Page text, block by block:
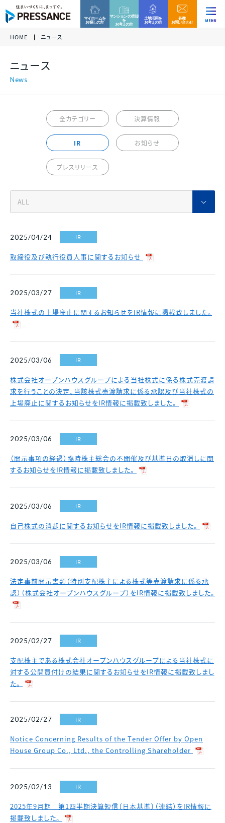
マイホームを
お探しの方
マンションの売却
を
お考えの方
土地活用を
お考えの方
各種
お問い合わせ
プレサンスロジェ
新築一戸建て
せ・ご質問などはお気軽にご連絡ください。
プレサンスアージュ
プレサンスNEXT
その他区分マンション
わせ・ご質問などはお気軽にご連絡ください。
プレサンスホームデザイン
万一、問題のある勧誘行為を確認された際は、お客
0120-99-4470
受付時間 / 9:30 - 18:30 当社休日除く
ご相談フォーム
各種資料請求
各種資料請求、購入、資産運用に関するお問い合わ
せ・ご質問などはお気軽にご連絡ください。
資料請求
各種お問い合わせ
お問い合わせフォーム
経営理念
会社概要 /
アクセス
組織図
ニュース
ファミリーマンション 戸建て住宅
中古マンション
マンスリー
マンション
賃貸
その他事業
分譲実績
賃貸管理
サステナビリティ
財務諸表 決算短信
決算ハイライト 説明会資料等
電子公告
免責事項
採用情報
2023年
53.8％
2024年
40.8％
スポンサーシップ
HOME ニュース
ニュース
全カテゴリー 決算情報
IR お知らせ
プレスリリース
2025/04/24 IR
取締役及び執行役員人事に関するお知らせ
2025/03/27 IR
当社株式の上場廃止に関するお知らせをIR情報に掲載致しました。
2025/03/06 IR
株式会社オープンハウスグループによる当社株式に係る株式売渡請
求を行うことの決定、当該株式売渡請求に係る承認及び当社株式の
上場廃止に関するお知らせをIR情報に掲載致しました。
2025/03/06 IR
（開示事項の経過）臨時株主総会の不開催及び基準日の取消しに関
するお知らせをIR情報に掲載致しました。
2025/03/06 IR
自己株式の消却に関するお知らせをIR情報に掲載致しました。
2025/03/06 IR
法定事前開示書類（特別支配株主による株式等売渡請求に係る承
認）（株式会社オープンハウスグループ）をIR情報に掲載致しました。
2025/02/27 IR
支配株主である株式会社オープンハウスグループによる当社株式に
対する公開買付けの結果に関するお知らせをIR情報に掲載致しまし
た。
2025/02/27 IR
Notice Concerning Results of the Tender Offer by Open
House Group Co., Ltd., the Controlling Shareholder
2025/02/13 IR
2025年9月期 第1四半期決算短信〔日本基準〕（連結）をIR情報に
掲載致しました。